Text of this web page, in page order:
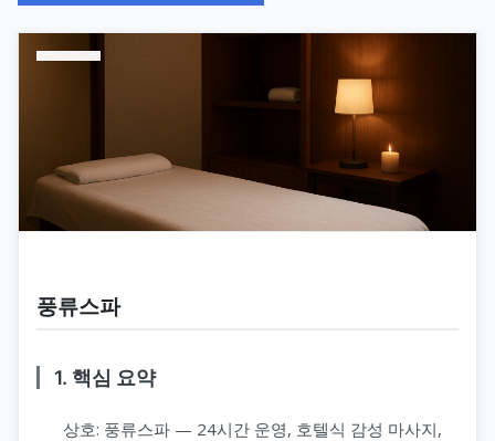
풍류스파
1. 핵심 요약
상호: 풍류스파 — 24시간 운영, 호텔식 감성 마사지,